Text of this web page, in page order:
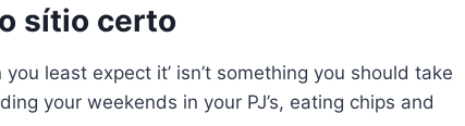
sítio certo
least expect it’ isn’t something you should take
your weekends in your PJ’s, eating chips and